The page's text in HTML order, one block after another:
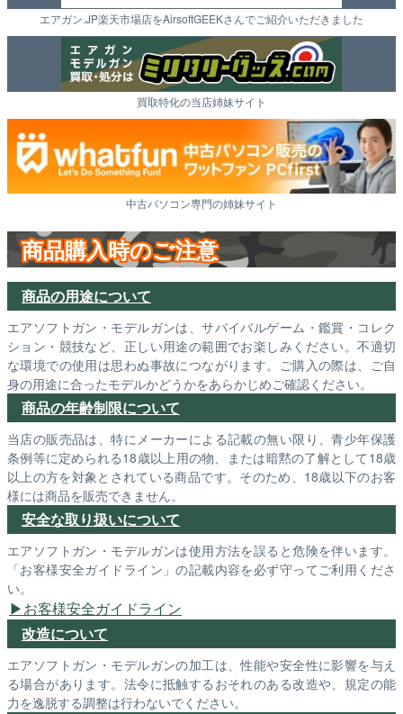
エアガン.JP楽天市場店をAirsoftGEEKさんでご紹介いただきました
買取特化の当店姉妹サイト
中古パソコン専門の姉妹サイト
商品購入時のご注意
商品の用途について
エアソフトガン・モデルガンは、サバイバルゲーム・鑑賞・コレク
ション・競技など、正しい用途の範囲でお楽しみください。不適切
な環境での使用は思わぬ事故につながります。ご購入の際は、ご自
身の用途に合ったモデルかどうかをあらかじめご確認ください。
商品の年齢制限について
当店の販売品は、特にメーカーによる記載の無い限り、青少年保護
条例等に定められる18歳以上用の物、または暗黙の了解として18歳
以上の方を対象とされている商品です。そのため、18歳以下のお客
様には商品を販売できません。
安全な取り扱いについて
エアソフトガン・モデルガンは使用方法を誤ると危険を伴います。
「お客様安全ガイドライン」の記載内容を必ず守ってご利用くださ
い。
お客様安全ガイドライン
改造について
エアソフトガン・モデルガンの加工は、性能や安全性に影響を与え
る場合があります。法令に抵触するおそれのある改造や、規定の能
力を逸脱する調整は行わないでください。